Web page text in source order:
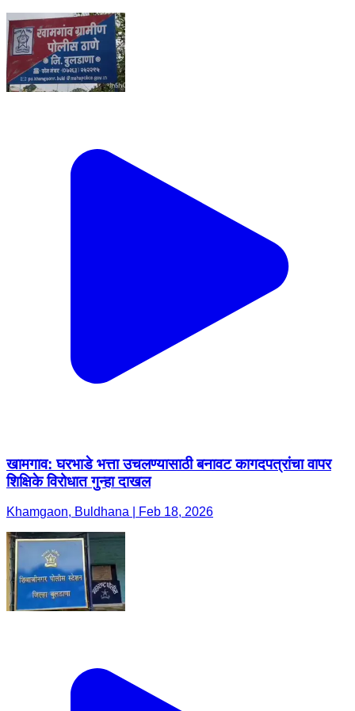
खामगाव: घरभाडे भत्ता उचलण्यासाठी बनावट कागदपत्रांचा वापर
शिक्षिके विरोधात गुन्हा दाखल
Khamgaon, Buldhana | Feb 18, 2026